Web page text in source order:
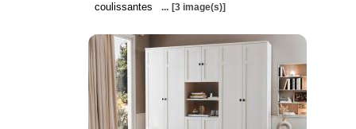
coulissantes
... [3 image(s)]